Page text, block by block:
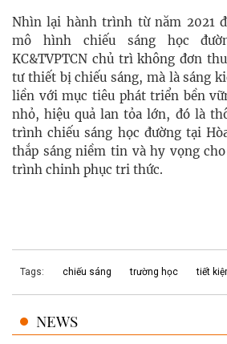
Nhìn lại hành trình từ năm 2021
mô hình chiếu sáng học
KC&TVPTCN chủ trì không đơn
tư thiết bị chiếu sáng, mà là sáng
liền với mục tiêu phát triển bền
nhỏ, hiệu quả lan tỏa lớn, đó là
trình chiếu sáng học đường tại
thắp sáng niềm tin và hy vọng
trình chinh phục tri thức.
Tags: chiếu sáng trường học tiết
NEWS